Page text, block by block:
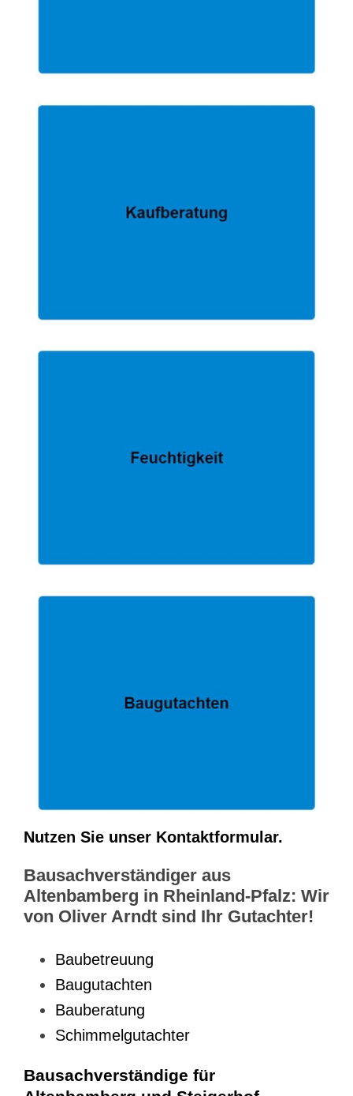
Nutzen Sie unser Kontaktformular.
Bausachverständiger aus
Altenbamberg in Rheinland-Pfalz: Wir
von Oliver Arndt sind Ihr Gutachter!
Baubetreuung
Baugutachten
Bauberatung
Schimmelgutachter
Bausachverständige für